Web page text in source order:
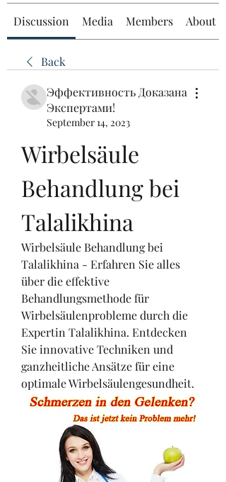
Discussion Media Members About
Back
Эффективность Доказана
Экспертами!
September 14, 2023
Wirbelsäule
Behandlung bei
Talalikhina
Wirbelsäule Behandlung bei
Talalikhina - Erfahren Sie alles
über die effektive
Behandlungsmethode für
Wirbelsäulenprobleme durch die
Expertin Talalikhina. Entdecken
Sie innovative Techniken und
ganzheitliche Ansätze für eine
optimale Wirbelsäulengesundheit.